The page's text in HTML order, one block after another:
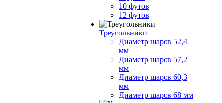
10 футов
12 футов
Треугольники
Диаметр шаров 52,4
мм
Диаметр шаров 57,2
мм
Диаметр шаров 60,3
мм
Диаметр шаров 68 мм